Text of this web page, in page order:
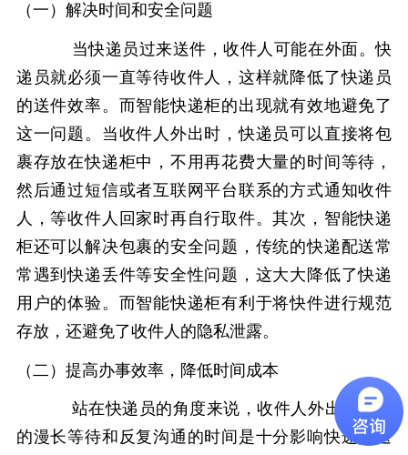
（一）解决时间和安全问题
当快递员过来送件，收件人可能在外面。快
递员就必须一直等待收件人，这样就降低了快递员
的送件效率。而智能快递柜的出现就有效地避免了
这一问题。当收件人外出时，快递员可以直接将包
裹存放在快递柜中，不用再花费大量的时间等待，
然后通过短信或者互联网平台联系的方式通知收件
人，等收件人回家时再自行取件。其次，智能快递
柜还可以解决包裹的安全问题，传统的快递配送常
常遇到快递丢件等安全性问题，这大大降低了快递
用户的体验。而智能快递柜有利于将快件进行规范
存放，还避免了收件人的隐私泄露。
（二）提高办事效率，降低时间成本
站在快递员的角度来说，收件人外出而导致
的漫长等待和反复沟通的时间是十分影响快递配送